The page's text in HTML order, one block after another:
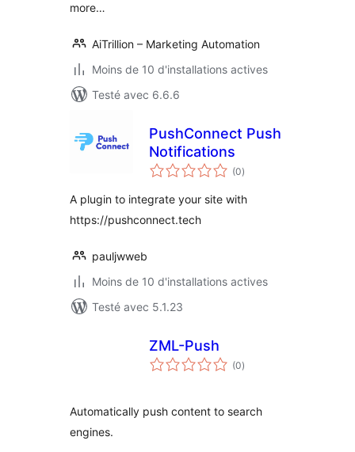
more…
AiTrillion – Marketing Automation
Moins de 10 d'installations actives
Testé avec 6.6.6
PushConnect Push
Notifications
(0notes
en
)
A plugin to integrate your site with
https://pushconnect.tech
pauljwweb
Moins de 10 d'installations actives
Testé avec 5.1.23
ZML-Push
(0notes
en
)
Automatically push content to search
engines.